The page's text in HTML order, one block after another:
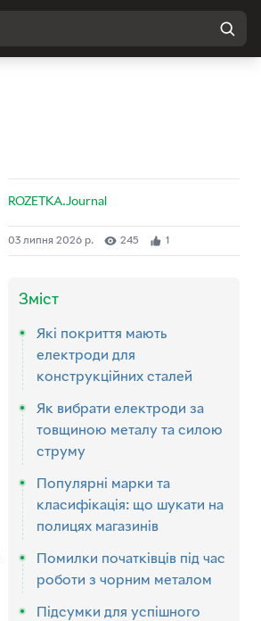
ROZETKA.Journal
03 липня 2026 р. 245 1
Зміст
Які покриття мають
електроди для
конструкційних сталей
Як вибрати електроди за
товщиною металу та силою
струму
Популярні марки та
класифікація: що шукати на
полицях магазинів
Помилки початківців під час
роботи з чорним металом
Підсумки для успішного